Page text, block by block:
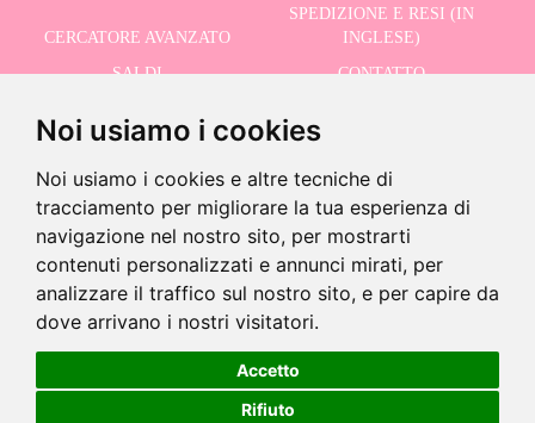
Noi usiamo i cookies
Noi usiamo i cookies e altre tecniche di
tracciamento per migliorare la tua esperienza di
navigazione nel nostro sito, per mostrarti
contenuti personalizzati e annunci mirati, per
analizzare il traffico sul nostro sito, e per capire da
dove arrivano i nostri visitatori.
Accetto
Rifiuto
18,95 € +
-
Aggiungi al carrello
CERCATORE AVANZATO
SPEDIZIONE E RESI (IN
INGLESE)
SALDI
CONTATTO
©2026 Dolls And Dolls. Tutti i diritti riservati.
Politica sui
cookie (in inglese)